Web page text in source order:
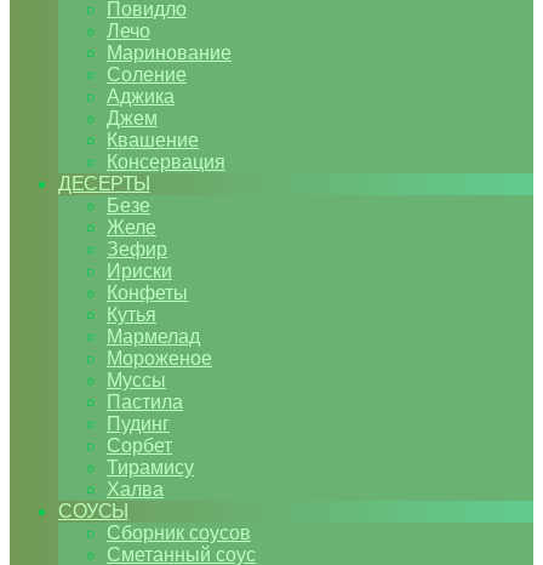
Повидло
Лечо
Маринование
Соление
Аджика
Джем
Квашение
Консервация
ДЕСЕРТЫ
Безе
Желе
Зефир
Ириски
Конфеты
Кутья
Мармелад
Мороженое
Муссы
Пастила
Пудинг
Сорбет
Тирамису
Халва
СОУСЫ
Сборник соусов
Сметанный соус